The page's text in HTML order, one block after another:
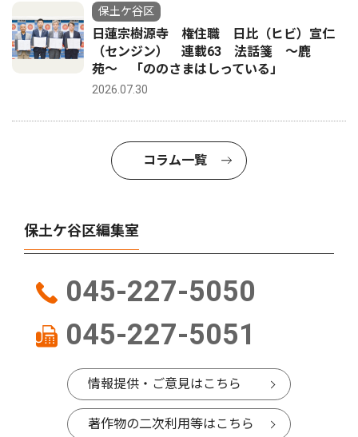
保土ケ谷区
日蓮宗樹源寺 権住職 日比（ヒビ）宣仁
（センジン） 連載63 法話箋 〜鹿
苑〜 「ののさまはしっている」
2026.07.30
コラム一覧
保土ケ谷区編集室
045-227-5050
045-227-5051
情報提供・ご意見はこちら
著作物の二次利用等はこちら